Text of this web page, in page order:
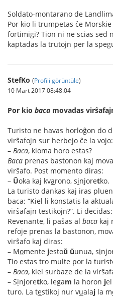
Soldato-montarano de
Por kio li trumpetas ĉe
fortimigi? Tion ni ne scias sed
kaptadas la trutojn per la
StefKo (Profili görüntüle)
10 Mart 2017 08:48:04
Por kio baca movadas
Turisto ne havas horloĝon do
virŝafojn sur herbejo ĉe la vojo:
– Baca, kioma horo estas?
Baca prenas bastonon kaj
virŝafo. Post momento diras:
– Ŭoka kaj kvarono, sinjoretko.
La turisto dankas kaj iras
baca: “Kiel li konstatis la
virŝafajn testikojn?”. Li
Revenante, li paŝas al baca kaj
refoje prenas la bastonon,
virŝafo kaj diras:
– Momente jestoŭ ŭunua, si
Tio estas tro multe por la
– Baca, kiel surbaze de la
– Sinjoretko, legam la horon j
turo. La testikoj nur vualaj la m